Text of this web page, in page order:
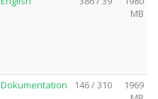
MB
Dokumentation 146 / 310
1969